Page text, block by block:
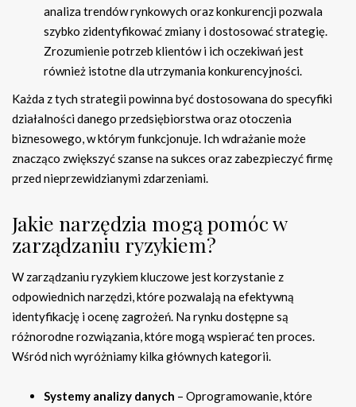
analiza trendów rynkowych oraz konkurencji pozwala
szybko zidentyfikować zmiany i dostosować strategię.
Zrozumienie potrzeb klientów i ich oczekiwań jest
również istotne dla utrzymania konkurencyjności.
Każda z tych strategii powinna być dostosowana do specyfiki
działalności danego przedsiębiorstwa oraz otoczenia
biznesowego, w którym funkcjonuje. Ich wdrażanie może
znacząco zwiększyć szanse na sukces oraz zabezpieczyć firmę
przed nieprzewidzianymi zdarzeniami.
Jakie narzędzia mogą pomóc w
zarządzaniu ryzykiem?
W zarządzaniu ryzykiem kluczowe jest korzystanie z
odpowiednich narzędzi, które pozwalają na efektywną
identyfikację i ocenę zagrożeń. Na rynku dostępne są
różnorodne rozwiązania, które mogą wspierać ten proces.
Wśród nich wyróżniamy kilka głównych kategorii.
Systemy analizy danych – Oprogramowanie, które